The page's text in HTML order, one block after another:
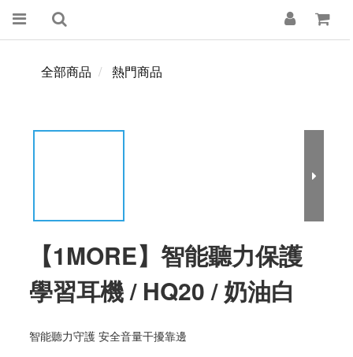
全部商品 熱門商品
【1MORE】智能聽力保護
學習耳機 / HQ20 / 奶油白
智能聽力守護 安全音量干擾靠邊